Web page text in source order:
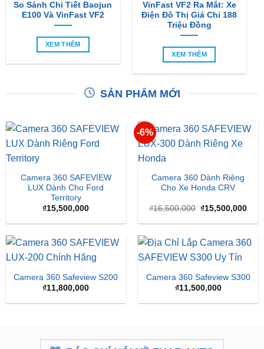
XEM THÊM
XEM THÊM
SẢN PHẨM MỚI
Camera 360 SAFEVIEW
LUX Dành Cho Ford
₫15,500,000
Camera 360 Dành Riêng
Cho Xe Honda CRV
₫16,500,000 Giá
gốc
là:
₫15,500,000
Camera 360 Safeview S200
₫11,800,000
Camera 360 Safeview S300
₫11,500,000